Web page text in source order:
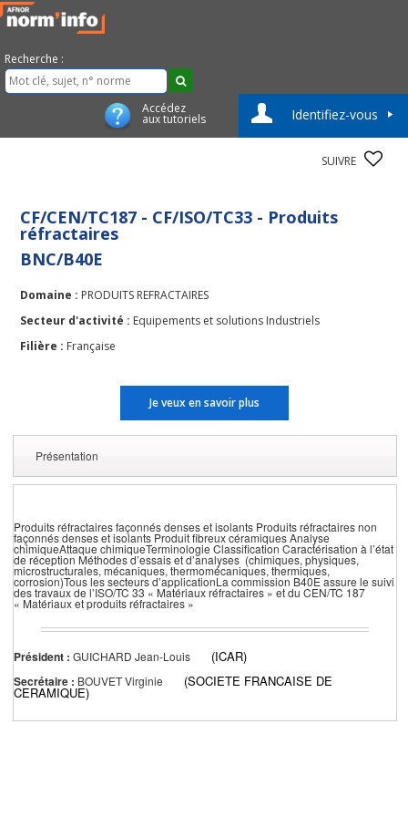
Recherche :
Accédez
aux tutoriels Identifiez-vous
SUIVRE
CF/CEN/TC187 - CF/ISO/TC33 - Produits
réfractaires
BNC/B40E
Domaine : PRODUITS REFRACTAIRES
Secteur d'activité : Equipements et solutions Industriels
Filière : Française
Je veux en savoir plus
Présentation
Produits réfractaires façonnés denses et isolants Produits réfractaires non
façonnés denses et isolants Produit fibreux céramiques Analyse
chimiqueAttaque chimiqueTerminologie Classification Caractérisation à l’état
de réception Méthodes d’essais et d’analyses (chimiques, physiques,
microstructurales, mécaniques, thermomécaniques, thermiques,
corrosion)Tous les secteurs d’applicationLa commission B40E assure le suivi
des travaux de l’ISO/TC 33 « Matériaux réfractaires » et du CEN/TC 187
« Matériaux et produits réfractaires »
Président : GUICHARD Jean-Louis (ICAR)
Secrétaire : BOUVET Virginie (SOCIETE FRANCAISE DE
CERAMIQUE)